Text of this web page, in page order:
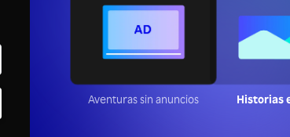
Aventuras sin anuncios Historias